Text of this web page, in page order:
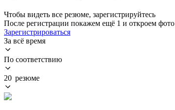
Чтобы видеть все резюме, зарегистрируйтесь
После регистрации покажем ещё 1 и откроем фото
Зарегистрироваться
За всё время
По соответствию
20 резюме